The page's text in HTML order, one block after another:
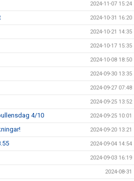
2024-11-07 15:24
2024-10-31 16:20
2024-10-21 14:35
2024-10-17 15:35
2024-10-08 18:50
2024-09-30 13:35
2024-09-27 07:48
2024-09-25 13:52
4/10 2024-09-25 10:01
2024-09-20 13:21
2024-09-04 14:54
2024-09-03 16:19
2024-08-31